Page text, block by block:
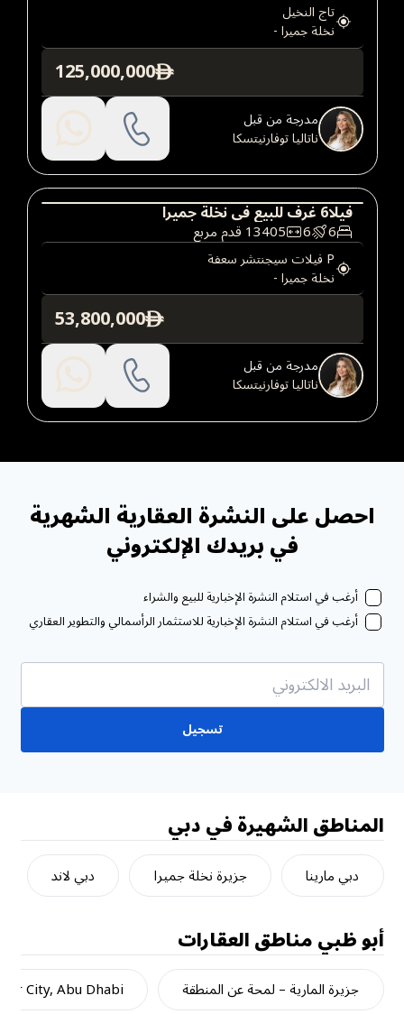
تاج النخيل
نخلة جميرا-
ê
125,000,000
مدرجة من قبل
ناتاليا توفارنيتسكا
فيلا
فيلا6غرفللبيعفينخلة جميرا
6
6
13405قدم مربع
P فيلات سيجنتشر سعفة
نخلة جميرا-
ê
53,800,000
مدرجة من قبل
ناتاليا توفارنيتسكا
احصل على النشرة العقارية الشهرية
في بريدك الإلكتروني
أرغب في استلام النشرة الإخبارية للبيع والشراء
أرغب في استلام النشرة الإخبارية للاستثمار الرأسمالي والتطوير العقاري
تسجيل
المناطق الشهيرة في دبي
دبي مارينا جزيرة نخلة جميرا دبي لاند
أبو ظبيمناطق العقارات
جزيرة المارية – لمحة عن المنطقة City, Abu Dhabi